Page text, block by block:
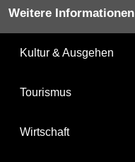
Weitere Informationen
Kultur & Ausgehen
Tourismus
Wirtschaft